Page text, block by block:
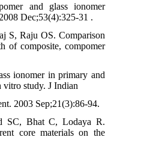
and glass ionomer
2008 Dec;53(4):325-31 .
S, Raju OS. Comparison
of composite, compomer
ionomer in primary and
vitro study. J Indian
2003 Sep;21(3):86-94.
SC, Bhat C, Lodaya R.
core materials on the